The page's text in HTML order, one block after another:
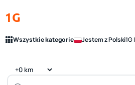
1G
Wszystkie kategorie Jestem z Polski1G